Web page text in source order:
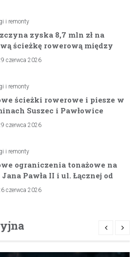
i remonty
zyska 8,7 mln zł na
ścieżkę rowerową między
czerwca 2026
i remonty
ścieżki rowerowe i piesze w
Suszec i Pawłowice
unijnemu wsparciu
czerwca 2026
i remonty
ograniczenia tonażowe na
Pawła II i ul. Łącznej od
2026 roku
czerwca 2026